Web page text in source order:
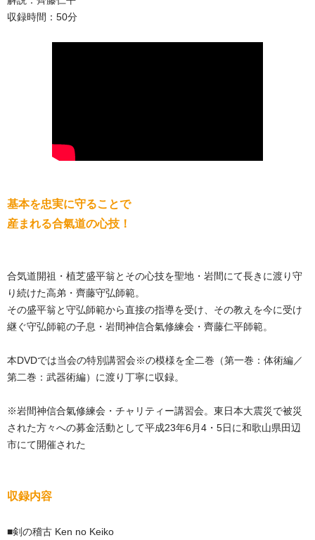
収録時間：50分
基本を忠実に守ることで
産まれる合氣道の心技！
合気道開祖・植芝盛平翁とその心技を聖地・岩間にて長きに渡り守
り続けた高弟・齊藤守弘師範。
その盛平翁と守弘師範から直接の指導を受け、その教えを今に受け
継ぐ守弘師範の子息・岩間神信合氣修練会・齊藤仁平師範。
本DVDでは当会の特別講習会※の模様を全二巻（第一巻：体術編／
第二巻：武器術編）に渡り丁寧に収録。
※岩間神信合氣修練会・チャリティー講習会。東日本大震災で被災
された方々への募金活動として平成23年6月4・5日に和歌山県田辺
市にて開催された
収録内容
■剣の稽古 Ken no Keiko